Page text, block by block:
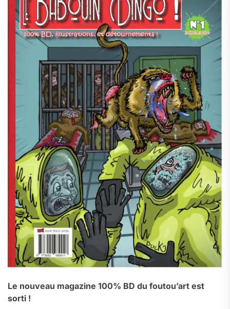
Le nouveau magazine 100% BD du foutou’art est
sorti !